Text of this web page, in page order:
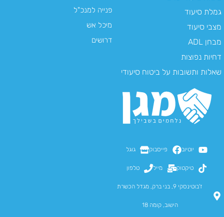
גמלת סיעוד
מצבי סיעוד
מבחן ADL
דחיות נפוצות
שאלות ותשובות על ביטוח סיעודי
פנייה למנכ"ל
מיכל אש
דרושים
יוטיוב פייסבוק גוגל
טיקטוק מייל טלפון
ז'בוטינסקי 9, בני ברק, מגדל הכשרת
הישוב, קומה 18